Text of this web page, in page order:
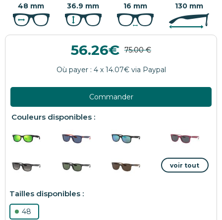
48 mm 36.9 mm 16 mm 130 mm
56.26
Commander
48